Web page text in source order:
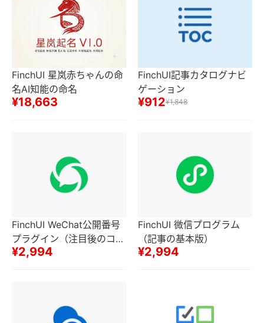
FinchUI 星岚赤ちゃんの命
名AI知能の命名
¥18,663
FinchUI記事カタログナビ
ゲーション
¥912¥1,848
FinchUI WeChat公開番号
プラグイン（注目後のコン
テンツを隠し、公開番号ド
¥2,994
FinchUI 微信プログラム
（記事の基本版）
¥2,994